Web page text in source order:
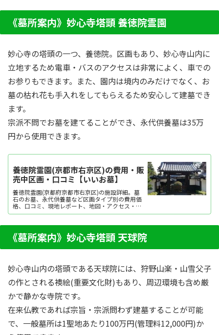
《墓所案内》妙心寺塔頭 養徳院霊園
妙心寺の塔頭の一つ、養徳院。区画もあり、妙心寺山内に
立地するため電車・バスのアクセスは非常によく、車での
お参りもできます。また、園内は境内のみだけでなく、お
墓の枯れ花も手入れをしてもらえるため安心して建墓でき
ます。
宗派不問でお墓を建てることができ、永代供養墓は35万
円から使用できます。
養徳院霊園(京都市右京区)の費用・販
売中区画・口コミ【いいお墓】
養徳院霊園(京都府京都市右京区)の施設詳細。墓
石のお墓、永代供養墓など区画タイプ別の費用価
格、口コミ、現地レポート、地図・アクセス・駐
車場情報などを掲載。霊園・墓地をお探しなら日
任せください。資料請求・見学予約・お墓の相談
はすべて無料！建墓のポイント、石材店の選び方
など、お墓...
《墓所案内》妙心寺塔頭 天球院
妙心寺山内の塔頭である天球院には、狩野山楽・山雪父子
の作とされる襖絵(重要文化財)もあり、周辺環境も含め厳
かで静かな寺院です。
在来仏教であれば宗旨・宗派問わず建墓することが可能
で、一般墓所は1聖地あたり100万円(管理料12,000円)か